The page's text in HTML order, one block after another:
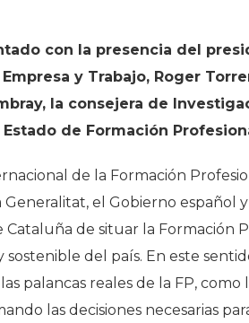
con la presencia del
y Trabajo, Roger
la consejera de
de Formación
de la Formación
el Gobierno español
Cataluña de situar la Formación
sostenible del país. En este
palancas reales de la FP, como
las decisiones necesarias